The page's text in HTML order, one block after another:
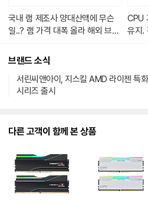
국내 램 제조사 양대산맥에 무슨
일..? 램 가격 대폭 올라 해외 브랜
M 가격동향]
CPU
유지.
브랜드 소식
서린씨앤아이, 지스킬 AMD 라이젠 특
시리즈 출시
다른 고객이 함께 본 상품